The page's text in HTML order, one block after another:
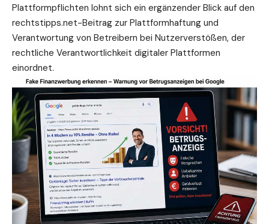
Plattformpflichten lohnt sich ein ergänzender Blick auf den
rechtstipps.net-Beitrag zur Plattformhaftung und
Verantwortung von Betreibern bei Nutzerverstößen, der
rechtliche Verantwortlichkeit digitaler Plattformen
einordnet.